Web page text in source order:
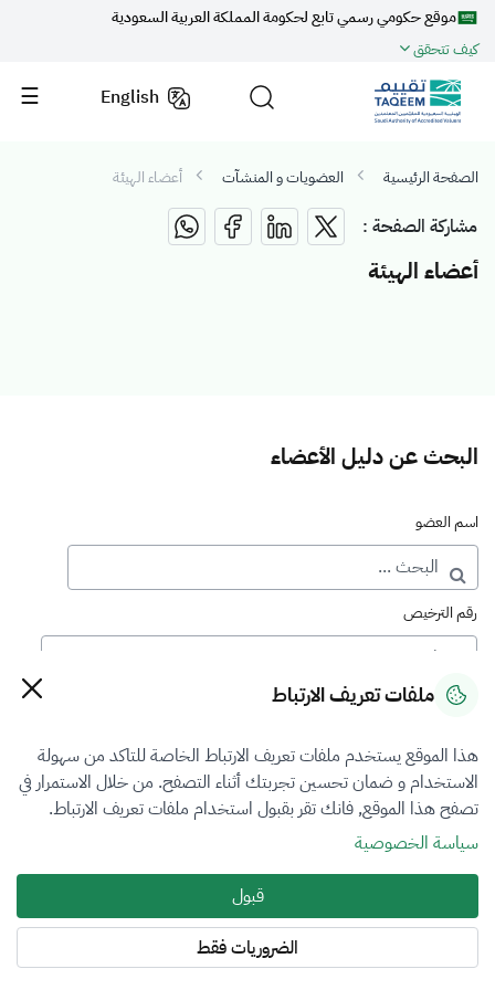
موقع حكومي رسمي تابع لحكومة المملكة العربية السعودية
كيف تتحقق
English
الصفحة الرئيسية العضويات و المنشآت أعضاء الهيئة
مشاركة الصفحة :
أعضاء الهيئة
البحث عن دليل الأعضاء
اسم العضو
رقم الترخيص
رقم العضوية
فرع التقييم
اختر
نوع العضوية
أساسي
المنطقة
ملفات تعريف الارتباط
هذا الموقع يستخدم ملفات تعريف الارتباط الخاصة للتاكد من سهولة
الاستخدام و ضمان تحسين تجربتك أثناء التصفح. من خلال الاستمرار في
تصفح هذا الموقع, فانك تقر بقبول استخدام ملفات تعريف الارتباط.
سياسة الخصوصية
قبول
الضروريات فقط